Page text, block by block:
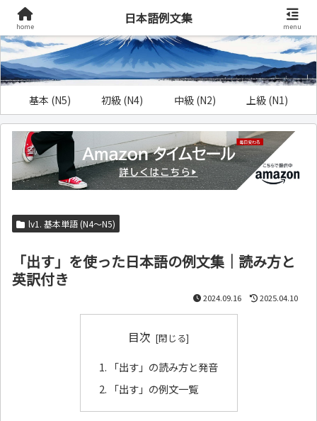
基本 (N5) 初級 (N4) 中級 (N2) 上級 (N1)
lv1. 基本単語 (N4～N5)
「出す」を使った日本語の例文集｜読み方と
英訳付き
2024.09.16 2025.04.10
目次
「出す」の読み方と発音
「出す」の例文一覧
home
日本語例文集
menu